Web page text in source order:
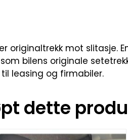
originaltrekk mot slitasje.
bilens originale
leasing og firmabiler.
dette